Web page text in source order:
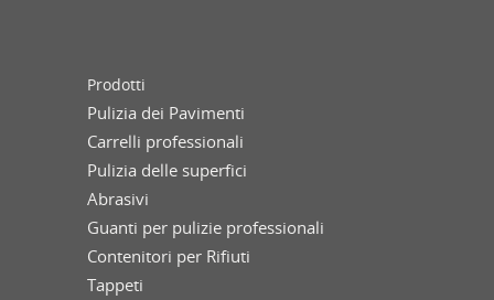
Prodotti
Pulizia dei Pavimenti
Carrelli professionali
Pulizia delle superfici
Abrasivi
Guanti per pulizie professionali
Contenitori per Rifiuti
Tappeti